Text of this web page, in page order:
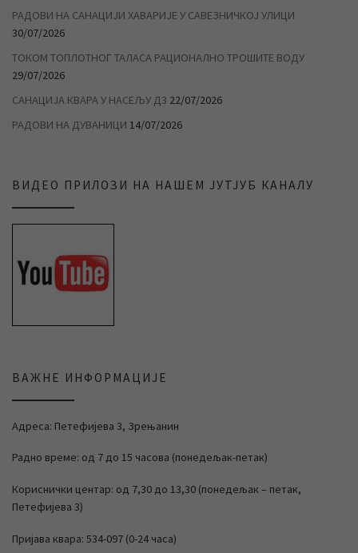
РАДОВИ НА САНАЦИЈИ ХАВАРИЈЕ У САВЕЗНИЧКОЈ УЛИЦИ
30/07/2026
ТОКОМ ТОПЛОТНОГ ТАЛАСА РАЦИОНАЛНО ТРОШИТЕ ВОДУ
29/07/2026
САНАЦИЈА КВАРА У НАСЕЉУ Д3 22/07/2026
РАДОВИ НА ДУВАНИЦИ 14/07/2026
ВИДЕО ПРИЛОЗИ НА НАШЕМ ЈУТЈУБ КАНАЛУ
ВАЖНЕ ИНФОРМАЦИЈЕ
Адреса: Петефијева 3, Зрењанин
Радно време: од 7 до 15 часова (понедељак-петак)
Кориснички центар: од 7,30 до 13,30 (понедељак – петак,
Петефијева 3)
Пријава квара: 534-097 (0-24 часа)